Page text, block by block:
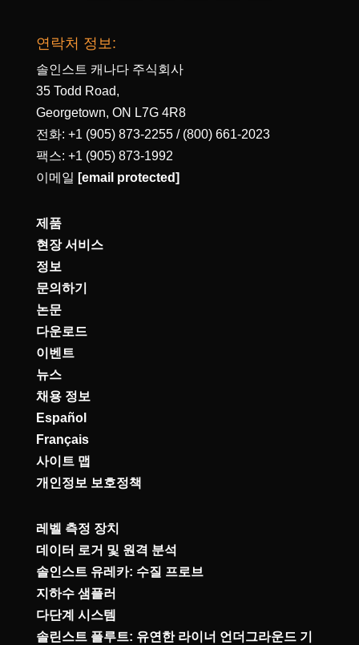
연락처 정보:
솔인스트 캐나다 주식회사
35 Todd Road,
Georgetown, ON L7G 4R8
전화: +1 (905) 873-2255 / (800) 661-2023
팩스: +1 (905) 873-1992
이메일 [email protected]
제품
현장 서비스
정보
문의하기
논문
다운로드
이벤트
뉴스
채용 정보
Español
Français
사이트 맵
개인정보 보호정책
레벨 측정 장치
데이터 로거 및 원격 분석
솔인스트 유레카: 수질 프로브
지하수 샘플러
다단계 시스템
솔린스트 플루트: 유연한 라이너 언더그라운드 기